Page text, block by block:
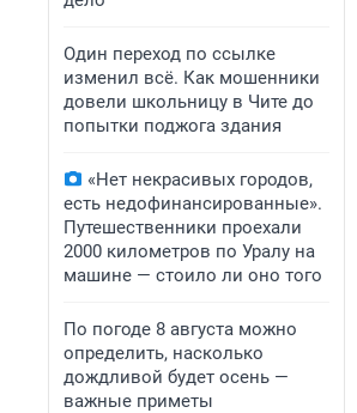
Один переход по ссылке
изменил всё. Как мошенники
довели школьницу в Чите до
попытки поджога здания
«Нет некрасивых городов,
есть недофинансированные».
Путешественники проехали
2000 километров по Уралу на
машине — стоило ли оно того
По погоде 8 августа можно
определить, насколько
дождливой будет осень —
важные приметы